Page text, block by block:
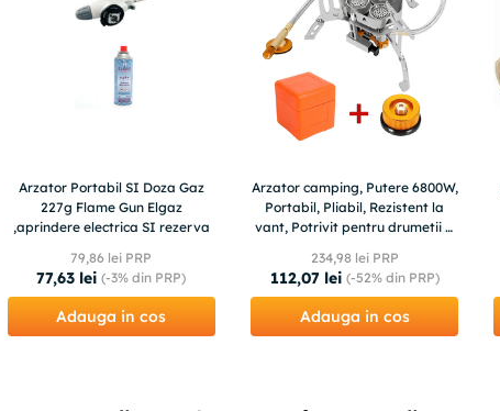
Arzator Portabil SI Doza Gaz
227g Flame Gun Elgaz
,aprindere electrica SI rezerva
79,86 lei PRP
77,63 lei (-3% din PRP)
Adauga in cos
Arzator camping, Putere 6800W,
Portabil, Pliabil, Rezistent la
vant, Potrivit pentru drumetii si
234,98lei PRP
112,07 lei (-52%din PRP)
Adauga in cos